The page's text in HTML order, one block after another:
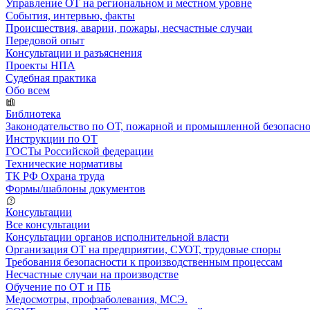
Управление ОТ на региональном и местном уровне
События, интервью, факты
Происшествия, аварии, пожары, несчастные случаи
Передовой опыт
Консультации и разъяснения
Проекты НПА
Судебная практика
Обо всем
Библиотека
Законодательство по ОТ, пожарной и промышленной
Инструкции по ОТ
ГОСТы Российской федерации
Технические нормативы
ТК РФ Охрана труда
Формы/шаблоны документов
Консультации
Все консультации
Консультации органов исполнительной власти
Организация ОТ на предприятии, СУОТ, трудовые споры
Требования безопасности к производственным процессам
Несчастные случаи на производстве
Обучение по ОТ и ПБ
Медосмотры, профзаболевания, МСЭ.